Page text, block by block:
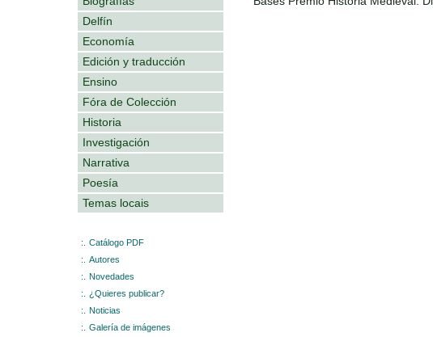
Delfín
Economía
Edición y traducción
Ensino
Fóra de Colección
Historia
Investigación
Narrativa
Poesía
Temas locais
:.
Catálogo PDF
:.
Autores
:.
Novedades
:.
¿Quieres publicar?
:.
Noticias
:.
Galería de imágenes